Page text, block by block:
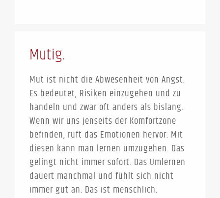
Mutig.
Mut ist nicht die Abwesenheit von Angst.
Es bedeutet, Risiken einzugehen und zu
handeln und zwar oft anders als bislang.
Wenn wir uns jenseits der Komfortzone
befinden, ruft das Emotionen hervor. Mit
diesen kann man lernen umzugehen. Das
gelingt nicht immer sofort. Das Umlernen
dauert manchmal und fühlt sich nicht
immer gut an. Das ist menschlich.